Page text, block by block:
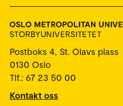
Postboks 4, St. Olavs plass
0130 Oslo
Tlf.: 67 23 50 00
Kontakt oss